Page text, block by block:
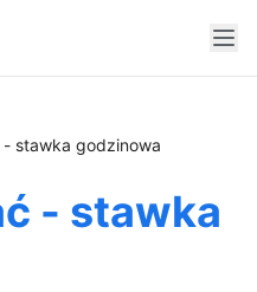
stawka godzinowa
- stawka